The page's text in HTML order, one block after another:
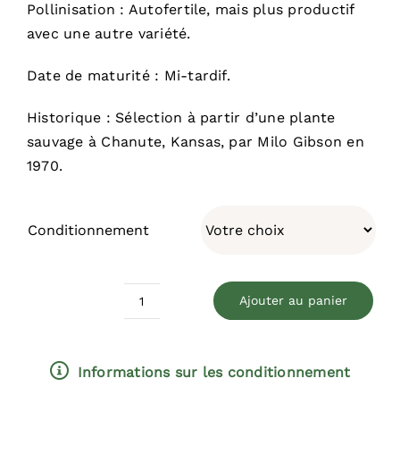
Pollinisation : Autofertile, mais plus productif
avec une autre variété.
Date de maturité : Mi-tardif.
Historique : Sélection à partir d’une plante
sauvage à Chanute, Kansas, par Milo Gibson en
1970.
Conditionnement
Ajouter au panier
Informations sur les conditionnement